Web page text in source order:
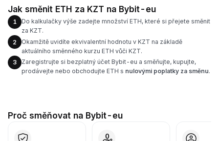
Jak směnit ETH za KZT na Bybit-eu
1
Do kalkulačky výše zadejte množství ETH, které si přejete směnit
za KZT.
2
Okamžitě uvidíte ekvivalentní hodnotu v KZT na základě
aktuálního směnného kurzu ETH vůči KZT.
3
Zaregistrujte si bezplatný účet Bybit-eu a směňujte, kupujte,
prodávejte nebo obchodujte ETH s nulovými poplatky za směnu.
Proč směňovat na Bybit-eu